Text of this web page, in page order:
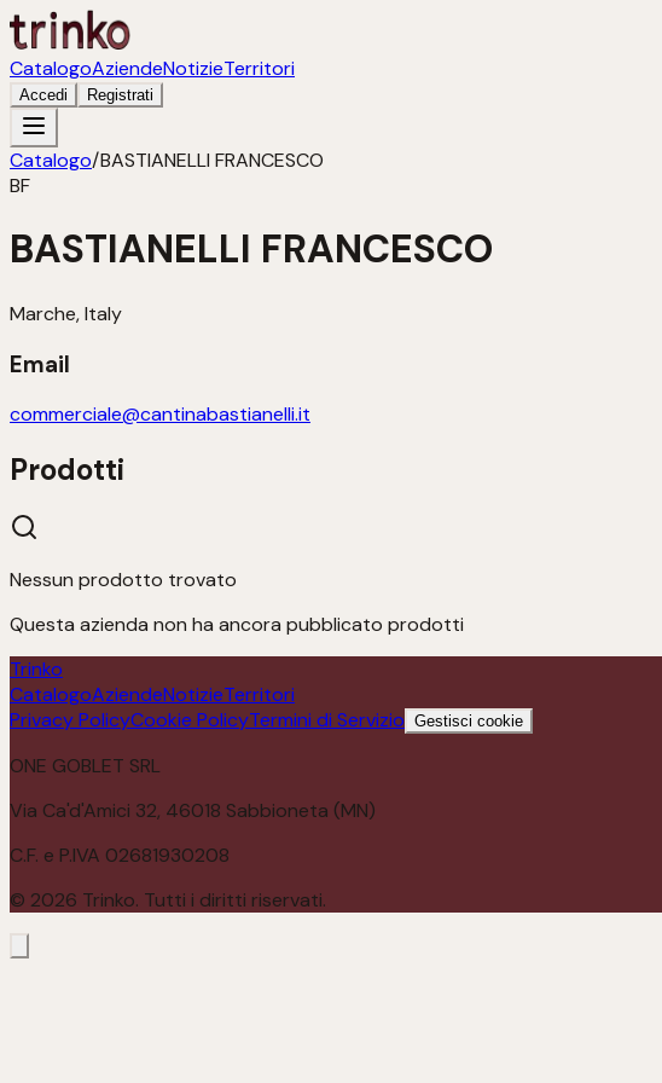
CatalogoAziendeNotizieTerritori
Accedi Registrati
Catalogo/BASTIANELLI FRANCESCO
BF
BASTIANELLI FRANCESCO
Marche, Italy
Email
commerciale@cantinabastianelli.it
Prodotti
Nessun prodotto trovato
Questa azienda non ha ancora pubblicato prodotti
Trinko
CatalogoAziendeNotizieTerritori
Privacy PolicyCookie PolicyTermini di Servizio Gestisci cookie
ONE GOBLET SRL
Via Ca'd'Amici 32, 46018 Sabbioneta (MN)
C.F. e P.IVA 02681930208
© 2026 Trinko. Tutti i diritti riservati.